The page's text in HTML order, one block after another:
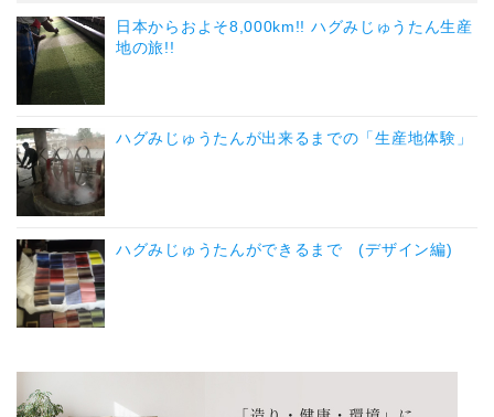
日本からおよそ8,000km!! ハグみじゅうたん生産
地の旅!!
ハグみじゅうたんが出来るまでの「生産地体験」
ハグみじゅうたんができるまで (デザイン編)